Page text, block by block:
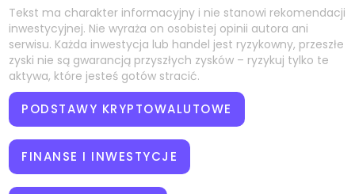
Tekst ma charakter informacyjny i nie stanowi rekomendacji
inwestycyjnej. Nie wyraża on osobistej opinii autora ani
serwisu. Każda inwestycja lub handel jest ryzykowny, przeszłe
zyski nie są gwarancją przyszłych zysków – ryzykuj tylko te
aktywa, które jesteś gotów stracić.
PODSTAWY KRYPTOWALUTOWE
FINANSE I INWESTYCJE